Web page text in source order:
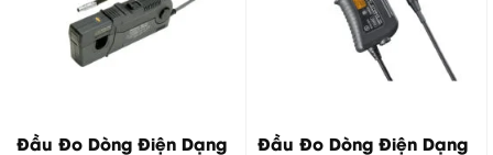
Đầu Đo Dòng Điện Dạng
Đầu Đo Dòng Điện Dạng